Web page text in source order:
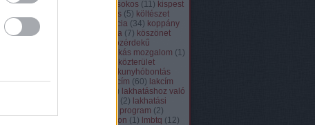
(4) kiléptető lakások kisokos (11) kispest
koldulás (5) költészet
(
költözés konferencia (34) koppány
utca ( korona (7) köszönet
közérdekű
közmunkás mozgalom (1)
közterület
kunyhóbontás
(130) lakásmenet lakcím (60) lakcím
) lakhatáshoz való
(2) lakhatási
lélek program (2)
lisszabon (1) lmbtq (12)